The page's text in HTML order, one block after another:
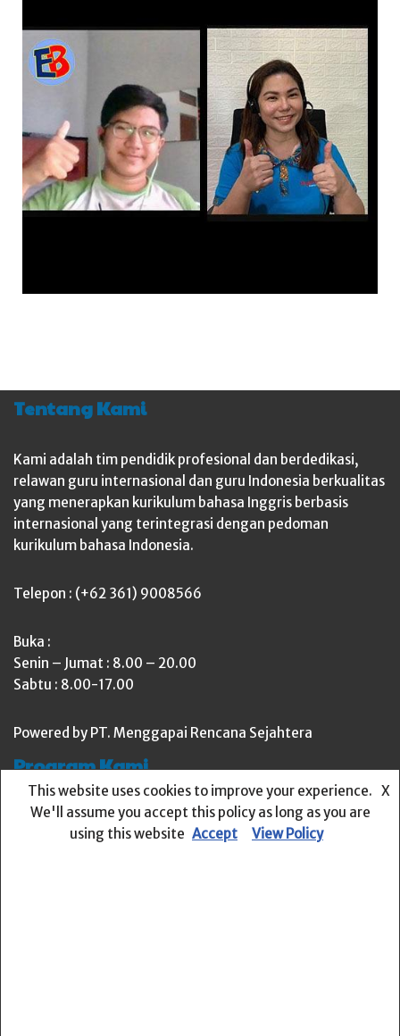
Tentang Kami
Kami adalah tim pendidik profesional dan berdedikasi,
relawan guru internasional dan guru Indonesia berkualitas
yang menerapkan kurikulum bahasa Inggris berbasis
internasional yang terintegrasi dengan pedoman
kurikulum bahasa Indonesia.
Telepon : (+62 361) 9008566
Buka :
Senin – Jumat : 8.00 – 20.00
Sabtu : 8.00-17.00
Powered by PT. Menggapai Rencana Sejahtera
Program Kami
Playgroup atau TK
Sekolah Dasar
This website uses cookies to improve your experience.
We'll assume you accept this policy as long as you are
using this website
X
Accept View Policy